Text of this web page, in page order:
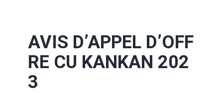
AVIS D’APPEL D’OFF
RE CU KANKAN 202
3